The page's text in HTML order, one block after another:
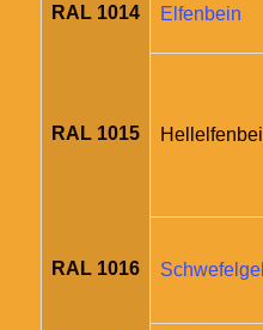
RAL 1014 Elfenbein
RAL 1015
RAL 1016